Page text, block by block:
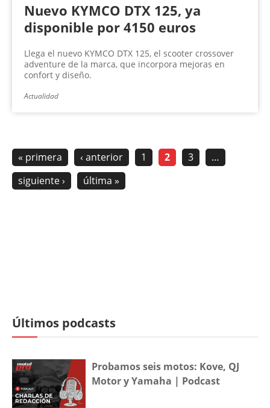
Nuevo KYMCO DTX 125, ya
disponible por 4150 euros
Llega el nuevo KYMCO DTX 125, el scooter crossover
adventure de la marca, que incorpora mejoras en
confort y diseño.
Actualidad
« primera ‹ anterior 1 2 3
…
siguiente ›
última »
Últimos podcasts
Probamos seis motos: Kove, QJ
Motor y Yamaha | Podcast